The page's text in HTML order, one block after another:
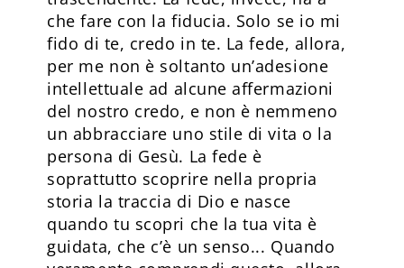
che fare con la fiducia. Solo se io mi
fido di te, credo in te. La fede, allora,
per me non è soltanto un’adesione
intellettuale ad alcune affermazioni
del nostro credo, e non è nemmeno
un abbracciare uno stile di vita o la
persona di Gesù. La fede è
soprattutto scoprire nella propria
storia la traccia di Dio e nasce
quando tu scopri che la tua vita è
guidata, che c’è un senso... Quando